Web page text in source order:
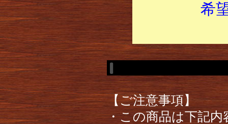
希
【ご注意事項】
・この商品は下記